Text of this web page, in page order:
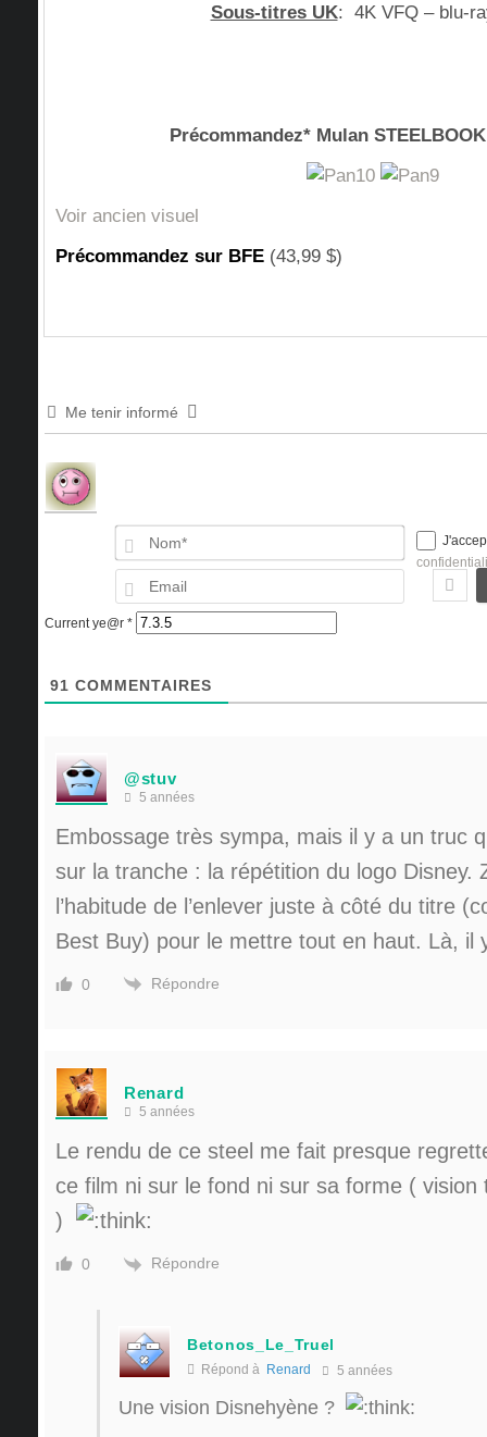
Sous-titres UK: 4K VFQ – blu-
Précommandez* Mulan
Voir ancien visuel
Précommandez sur BFE (43,99 $)
Me tenir informé
Nom*
Current ye@r *
91 COMMENTAIRES
@stuv
5 années
Embossage très sympa, mais il y a un truc
sur la tranche : la répétition du logo Disney.
l’habitude de l’enlever juste à côté du titre
Best Buy) pour le mettre tout en haut. Là,
0 Répondre
Renard
5 années
Le rendu de ce steel me fait presque
ce film ni sur le fond ni sur sa forme ( vision
)
0 Répondre
Betonos_Le_Truel
Répond à Renard 5 années
Une vision Disnehyène ?